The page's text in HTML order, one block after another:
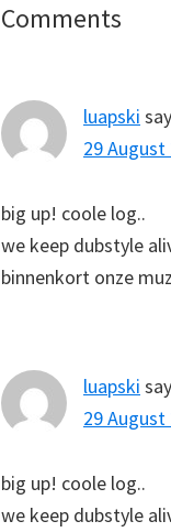
Reader
Comments
luapski
29 August
big up! coole log..
we keep dubstyle
binnenkort onze
luapski
29 August
big up! coole log..
we keep dubstyle